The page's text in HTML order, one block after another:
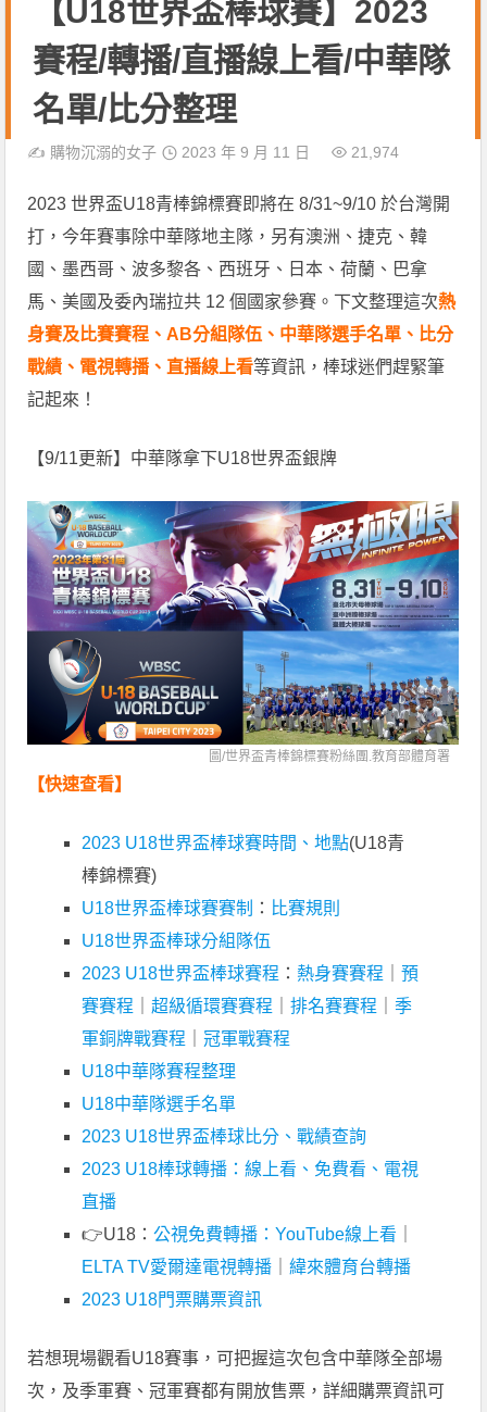
【U18世界盃棒球賽】2023
賽程/轉播/直播線上看/中華隊
名單/比分整理
✍️ 購物沉溺的女子 2023 年 9 月 11 日 21,974
2023 世界盃U18青棒錦標賽即將在 8/31~9/10 於台灣開
打，今年賽事除中華隊地主隊，另有澳洲、捷克、韓
國、墨西哥、波多黎各、西班牙、日本、荷蘭、巴拿
馬、美國及委內瑞拉共 12 個國家參賽。下文整理這次熱
身賽及比賽賽程、AB分組隊伍、中華隊選手名單、比分
戰績、電視轉播、直播線上看等資訊，棒球迷們趕緊筆
記起來！
【9/11更新】中華隊拿下U18世界盃銀牌
圖/世界盃青棒錦標賽粉絲團.教育部體育署
【快速查看】
2023 U18世界盃棒球賽時間、地點(U18青
棒錦標賽)
U18世界盃棒球賽賽制
： 比賽規則
U18世界盃棒球分組隊伍
2023 U18世界盃棒球賽程 ： 熱身賽賽程 ｜預
賽賽程 ｜超級循環賽賽程 ｜排名賽賽程
季
軍銅牌戰賽程 ｜冠軍戰賽程
U18中華隊賽程整理
U18中華隊選手名單
2023 U18世界盃棒球比分、戰績查詢
2023 U18棒球轉播：線上看、免費看、電視
直播
👉U18：公視免費轉播：YouTube線上看
ELTA TV愛爾達電視轉播 ｜緯來體育台轉播
2023 U18門票購票資訊
若想現場觀看U18賽事，可把握這次包含中華隊全部場
次，及季軍賽、冠軍賽都有開放售票，詳細購票資訊可